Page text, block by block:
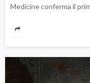
Medicine conferma il